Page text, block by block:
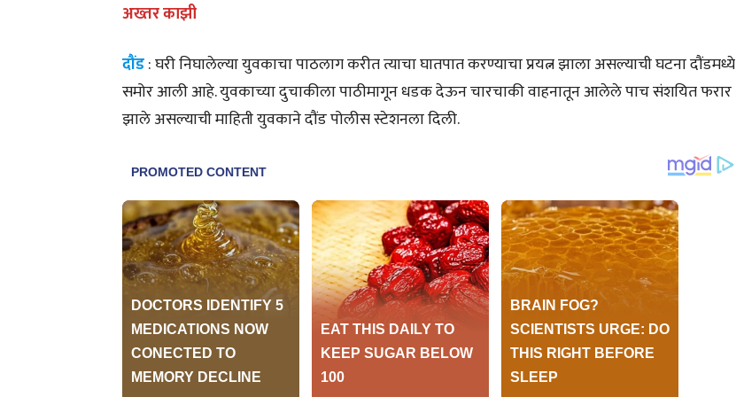
अख्तर काझी
दौंड: घरी निघालेल्या युवकाचा पाठलाग करीत त्याचा घातपात करण्याचा प्रयत्न झाला असल्याची घटना दौंडमध्ये
समोर आली आहे. युवकाच्या दुचाकीला पाठीमागून धडक देऊन चारचाकी वाहनातून आलेले पाच संशयित फरार
झाले असल्याची माहिती युवकाने दौंड पोलीस स्टेशनला दिली.